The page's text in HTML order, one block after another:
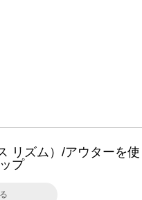
リズム）/アウターを使
プ